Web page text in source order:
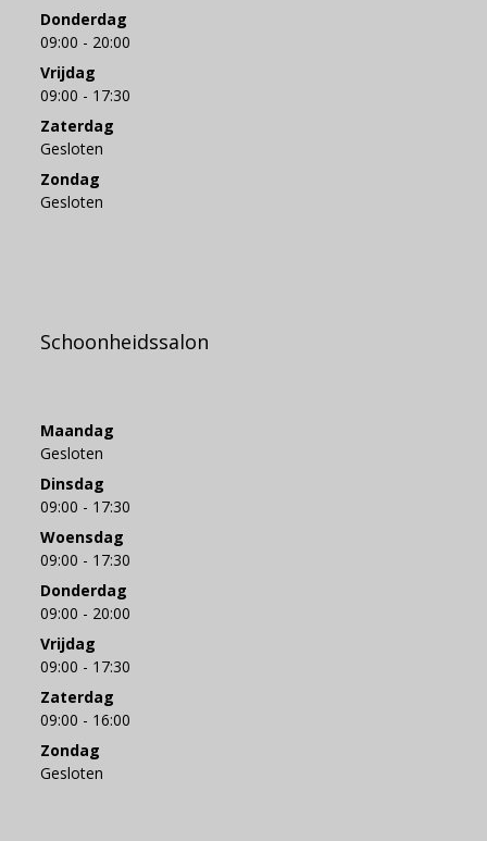
Donderdag
09:00 - 20:00
Vrijdag
09:00 - 17:30
Zaterdag
Gesloten
Zondag
Gesloten
Schoonheidssalon
Maandag
Gesloten
Dinsdag
09:00 - 17:30
Woensdag
09:00 - 17:30
Donderdag
09:00 - 20:00
Vrijdag
09:00 - 17:30
Zaterdag
09:00 - 16:00
Zondag
Gesloten